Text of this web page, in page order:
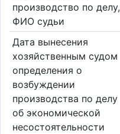
производство по делу,
ФИО судьи
Дата вынесения
хозяйственным судом
определения о
возбуждении
производства по делу
об экономической
несостоятельности